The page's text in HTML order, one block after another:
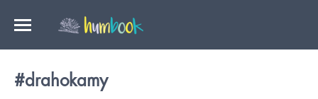
#drahokamy